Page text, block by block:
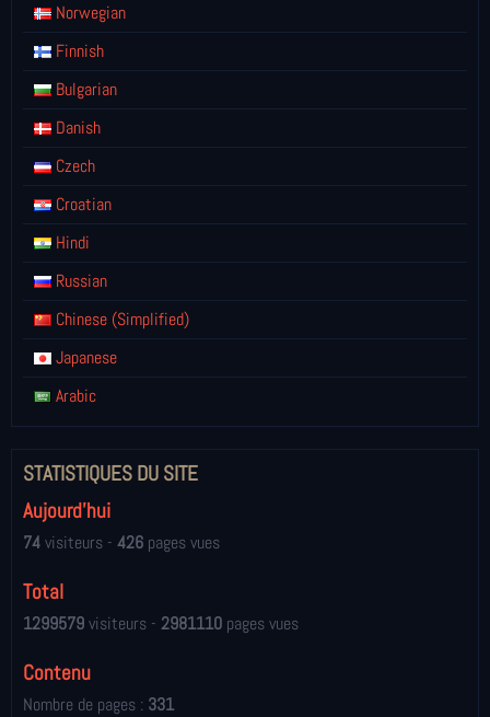
Norwegian
Finnish
Bulgarian
Danish
Czech
Croatian
Hindi
Russian
Chinese (Simplified)
Japanese
Arabic
STATISTIQUES DU SITE
Aujourd'hui
74visiteurs - 426 pages vues
Total
1299579visiteurs - 2981110 pages vues
Contenu
Nombre de pages : 331